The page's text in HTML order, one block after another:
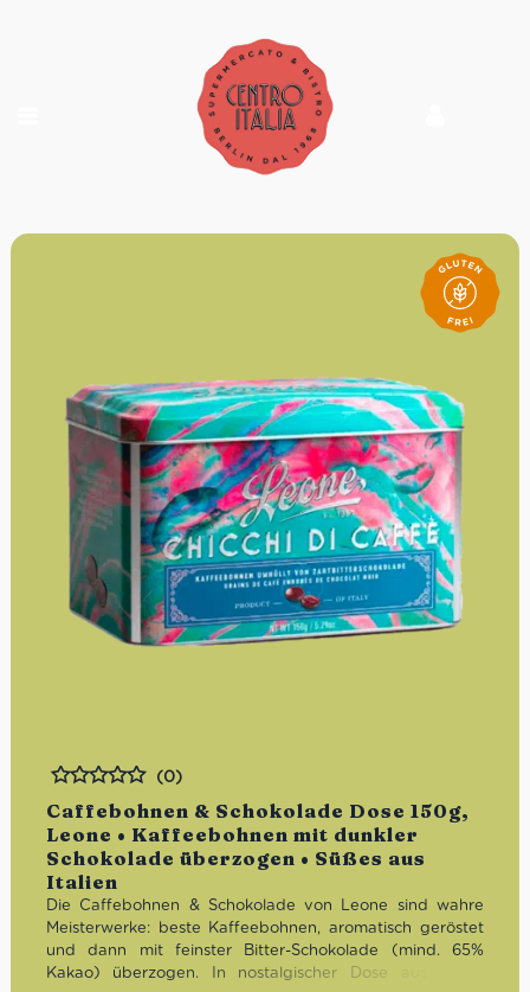
Caffebohnen & Schokolade Dose 150g,
Leone • Kaffeebohnen mit dunkler
Schokolade überzogen • Süßes aus
Italien
Bewertet
(0)
Die Caffebohnen & Schokolade von Leone sind wahre
Meisterwerke: beste Kaffeebohnen, aromatisch geröstet
und dann mit feinster Bitter-Schokolade (mind. 65%
Kakao) überzogen. In nostalgischer Dose aus Metall